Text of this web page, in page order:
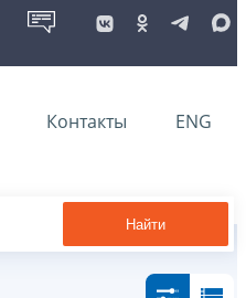
Контакты ENG
Найти